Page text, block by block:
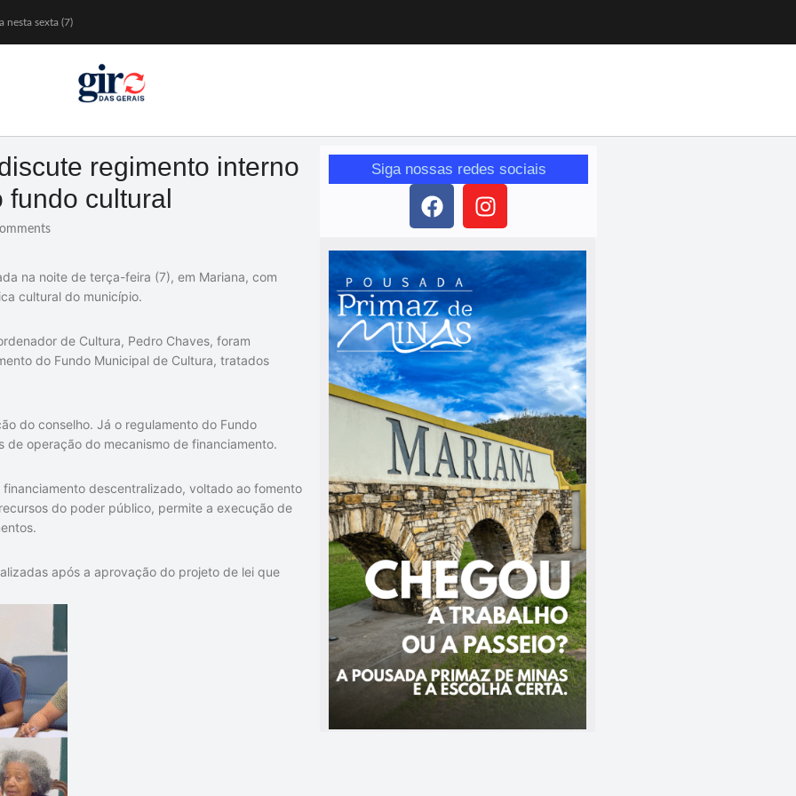
nesta sexta (7)
regimento interno
fundo cultural
na noite de terça-feira (7), em Mariana, com
cultural do município.
de Cultura, Pedro Chaves, foram
do Fundo Municipal de Cultura, tratados
do conselho. Já o regulamento do Fundo
operação do mecanismo de financiamento.
descentralizado, voltado ao fomento
do poder público, permite a execução de
após a aprovação do projeto de lei que
Siga nossas redes sociais